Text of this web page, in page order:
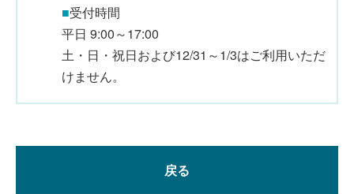
■受付時間
平日 9:00～17:00
土・日・祝日および12/31～1/3はご利用いただ
けません。
戻る